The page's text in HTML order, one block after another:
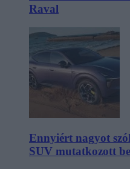
Raval
Ennyiért nagyot
SUV mutatkozott